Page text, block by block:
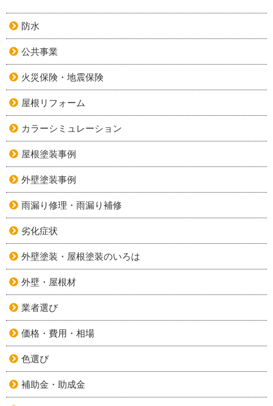
防水
公共事業
火災保険・地震保険
屋根リフォーム
カラーシミュレーション
屋根塗装事例
外壁塗装事例
雨漏り修理・雨漏り補修
劣化症状
外壁塗装・屋根塗装のいろは
外壁・屋根材
業者選び
価格・費用・相場
色選び
補助金・助成金